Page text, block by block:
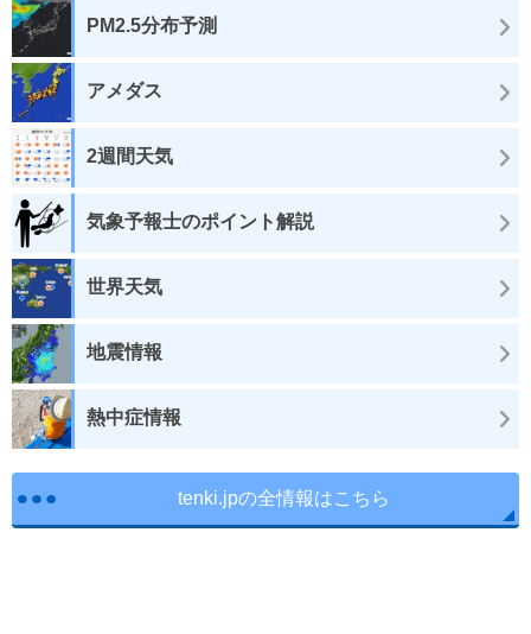
PM2.5分布予測
アメダス
2週間天気
気象予報士のポイント解説
世界天気
地震情報
熱中症情報
tenki.jpの全情報はこちら